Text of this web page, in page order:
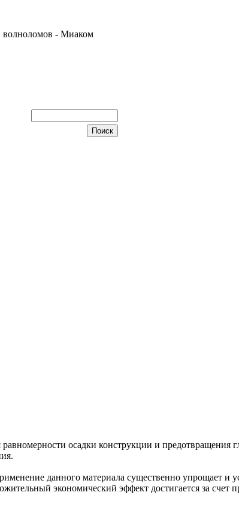
осадки конструкции и предотвращения
данного материала существенно упрощает и
экономический эффект достигается за счет